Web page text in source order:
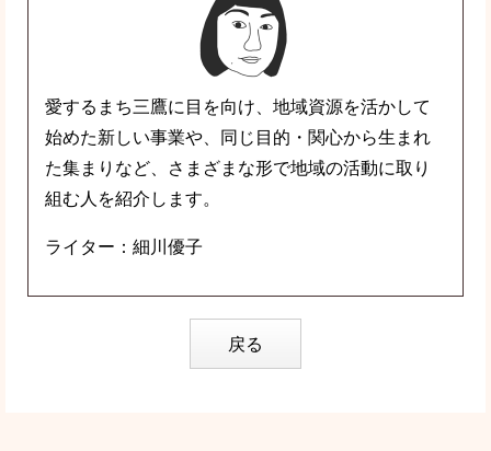
愛するまち三鷹に目を向け、地域資源を活かして
始めた新しい事業や、同じ目的・関心から生まれ
た集まりなど、さまざまな形で地域の活動に取り
組む人を紹介します。
ライター：細川優子
戻る